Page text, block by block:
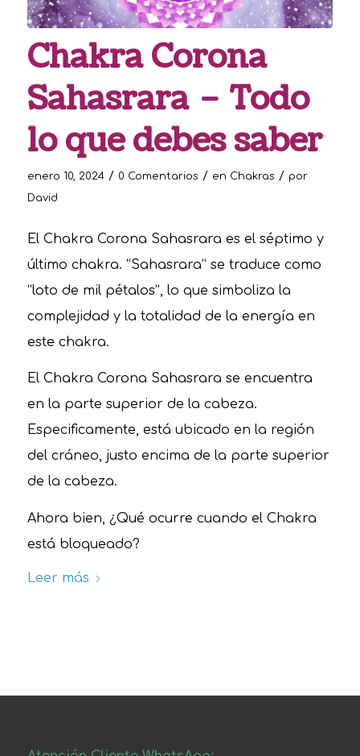
Chakra Corona
Sahasrara – Todo
lo que debes saber
enero 10, 2024 / 0 Comentarios / en Chakras / por
David
El Chakra Corona Sahasrara es el séptimo y
último chakra. “Sahasrara” se traduce como
“loto de mil pétalos”, lo que simboliza la
complejidad y la totalidad de la energía en
este chakra.
El Chakra Corona Sahasrara se encuentra
en la parte superior de la cabeza.
Especificamente, está ubicado en la región
del cráneo, justo encima de la parte superior
de la cabeza.
Ahora bien, ¿Qué ocurre cuando el Chakra
está bloqueado?
Leer más